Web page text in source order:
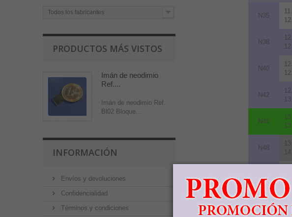
Todos los fabricantes
PRODUCTOS MÁS VISTOS
Imán de neodimio
Ref....
Imán de neodimio Ref.
Bl02 Bloque...
INFORMACIÓN
Envíos y devoluciones
Confidencialidad
Términos y condiciones
N35
N38
N40
N42
N45
N48
14.5
N52